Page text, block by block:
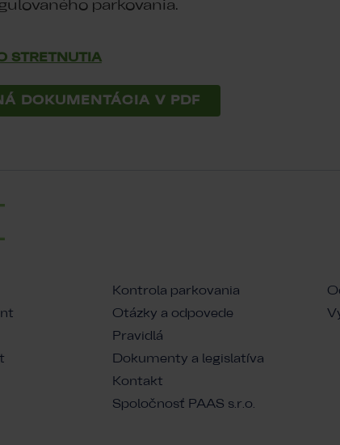
parkovania.
STRETNUTIA
DOKUMENTÁCIA V PDF
Kontrola parkovania
Otázky a odpovede
Pravidlá
Dokumenty a legislatíva
Kontakt
Spoločnosť PAAS s.r.o.